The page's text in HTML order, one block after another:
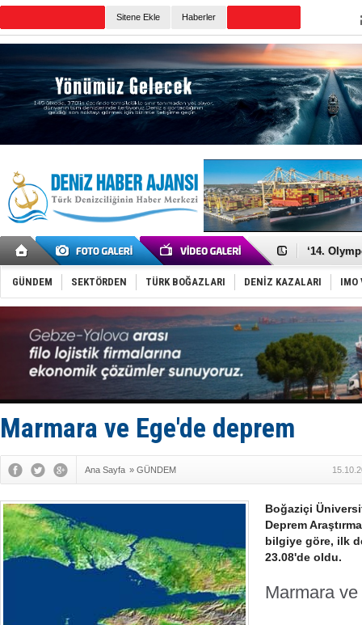
Sitene Ekle Haberler
Denizcilik
‘14.
Taksi
TÜRKLİM
SOCAR da
D-Marin,
Van’da
GÜNDEM SEKTÖRDEN TÜRK BOĞAZLARI DENİZ KAZALARI IMO
Marmara ve Ege'de deprem
Ana Sayfa » GÜNDEM
Boğaziçi
Deprem
bilgiye göre, ilk
23.08'de oldu.
Marmara